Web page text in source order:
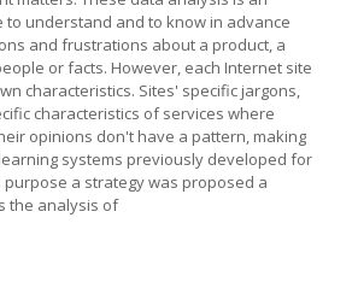
to understand and to know in advance
and frustrations about a product, a
or facts. However, each Internet site
characteristics. Sites' specific jargons,
characteristics of services where
opinions don't have a pattern, making
systems previously developed for
purpose a strategy was proposed a
the analysis of